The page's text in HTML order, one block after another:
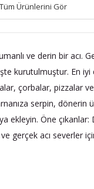
Ürünlerini Gör
ve derin bir acı.
kurutulmuştur. En iyi
çorbalar, pizzalar
serpin, dönerin
ekleyin. Öne çıkanlar:
gerçek acı severler